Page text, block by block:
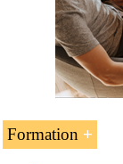
de
la Suisse)
Formation